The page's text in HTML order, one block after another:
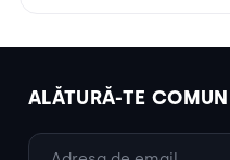
ALĂTURĂ-TE